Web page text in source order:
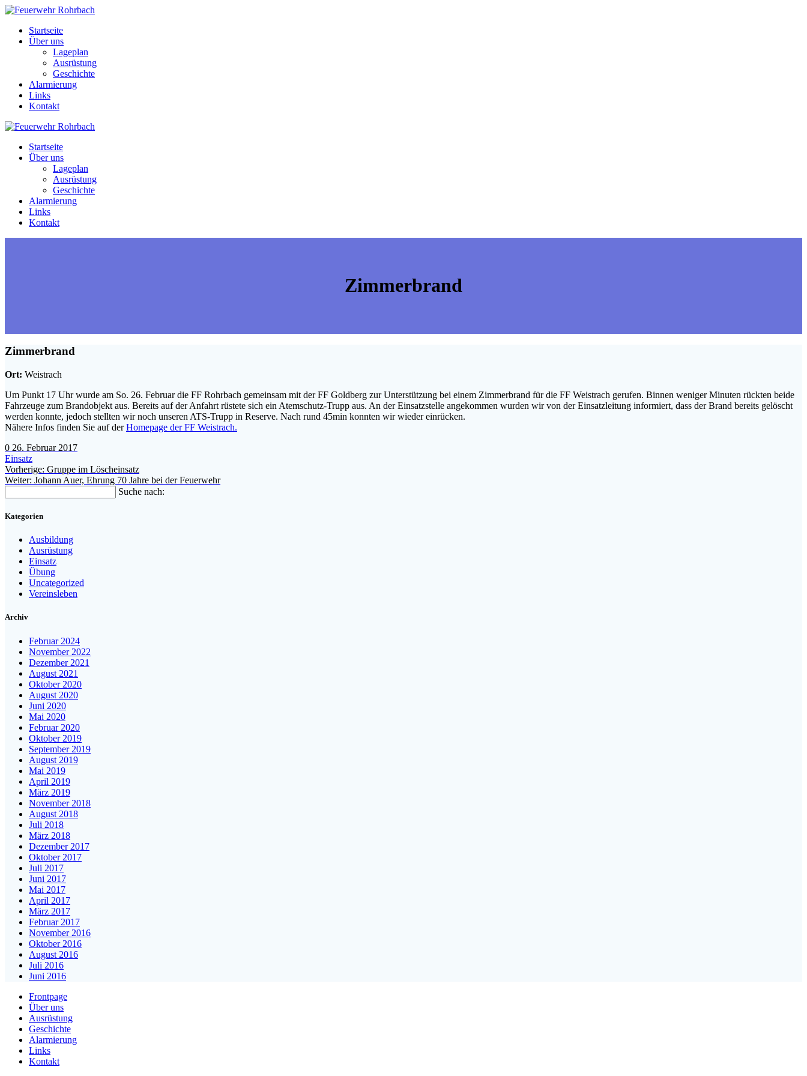
Zum
springenStartseite
Über uns
Lageplan
Ausrüstung
Geschichte
Alarmierung
Links
Kontakt
Startseite
Über uns
Lageplan
Ausrüstung
Geschichte
Alarmierung
Links
Kontakt
Zimmerbrand
Zimmerbrand
Ort: Weistrach
Um Punkt 17 Uhr wurde am So. 26. Februar die FF Rohrbach gemeinsam mit der FF Goldberg zur Unterstützung bei einem Zimmerbrand für die FF Weistrach gerufen. Binnen weniger Minuten rückten beide
Fahrzeuge zum Brandobjekt aus. Bereits auf der Anfahrt rüstete sich ein Atemschutz-Trupp aus. An der Einsatzstelle angekommen wurden wir von der Einsatzleitung informiert, dass der Brand bereits gelöscht
werden konnte, jedoch stellten wir noch unseren ATS-Trupp in Reserve. Nach rund 45min konnten wir wieder einrücken.
Nähere Infos finden Sie auf derHomepage der FF Weistrach.
0 26. Februar 2017
Einsatz
Beitragsnavigation
Vorherige: Vorheriger
Beitrag:
Gruppe im Löscheinsatz
Weiter: Nächster
Johann Auer, Ehrung 70 Jahre bei der Feuerwehr
Suche nach:
Kategorien
Ausbildung
Ausrüstung
Einsatz
Übung
Uncategorized
Vereinsleben
Archiv
Februar 2024
November 2022
Dezember 2021
August 2021
Oktober 2020
August 2020
Juni 2020
Mai 2020
Februar 2020
Oktober 2019
September 2019
August 2019
Mai 2019
April 2019
März 2019
November 2018
August 2018
Juli 2018
März 2018
Dezember 2017
Oktober 2017
Juli 2017
Juni 2017
Mai 2017
April 2017
März 2017
Februar 2017
November 2016
Oktober 2016
August 2016
Juli 2016
Juni 2016
Frontpage
Über uns
Ausrüstung
Geschichte
Alarmierung
Links
Kontakt